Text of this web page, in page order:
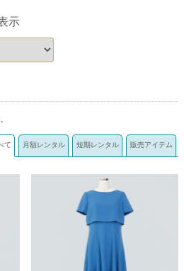
示
て 月額レンタル 短期レンタル 販売アイテム